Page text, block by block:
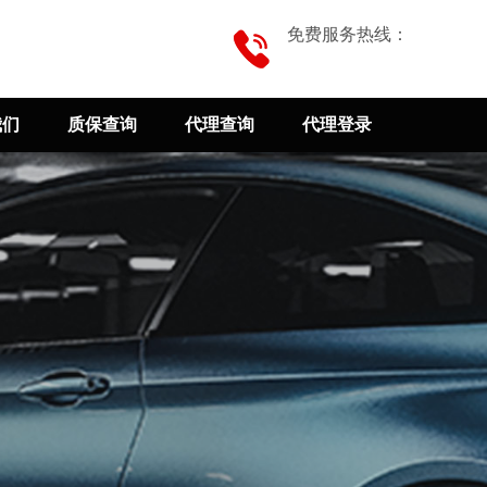
免费服务热线：
质保查询 代理查询 代理登录